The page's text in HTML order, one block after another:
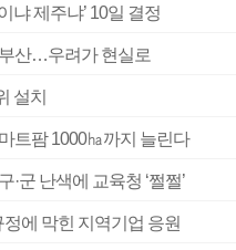
냐 제주냐’ 10일 결정
부산…우려가 현실로
설치
트팜 1000㏊까지 늘린다
군 난색에 교육청 ‘쩔쩔’
에 막힌 지역기업 응원